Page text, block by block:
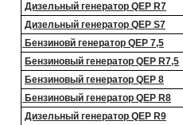
Дизельный генератор QEP R7
Дизельный генератор QEP S7
Бензиновй генератор QEP 7,5
Бензиновый генератор QEP R7,5
Бензиновый генератор QEP 8
Бензиновый генератор QEP R8
Дизельный генератор QEP R9